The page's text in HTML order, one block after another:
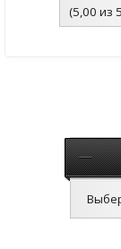
(5,00 из